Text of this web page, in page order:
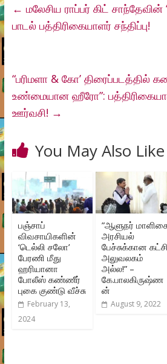
← மலேசிய ராப்பர் கிட்
பாடல் பத்திரிகையாளர் சந்திப்பு!
“பரிமளா & கோ’ திரைப்படத்தில்
உண்மையான ஹீரோ”:
ஊர்வசி! →
You May Also Like
பஞ்சாப்
விவசாயிகளின்
‘டெல்லி சலோ’
பேரணி மீது
ஹரியானா
போலீஸ் கண்ணீர்
புகை குண்டு வீச்சு
February 13,
2024
”ஆளுநர்
அரசியல்
பேச்சுக்கான கட்சி
அலுவலகம்
அல்ல!” –
கே.பாலகிருஷ்ண
ன்
August 9, 2022